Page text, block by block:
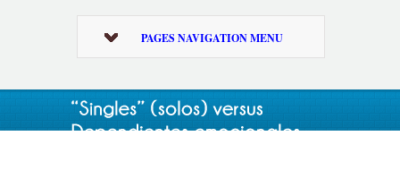
PAGES NAVIGATION MENU